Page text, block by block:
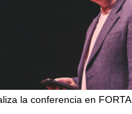
la conferencia en FORTA